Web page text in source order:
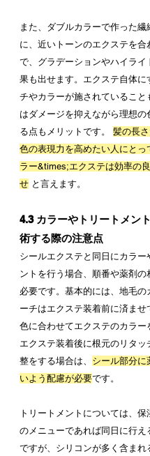
また、ダブルカラーで作った繊
に、近いトーンのエクステを合
で、グラデーションやハイライ
果も出せます。エクステ自体に
チやカラーが施されていること
はダメージを抑えながら理想の
る点もメリットです。 髪の長さ
色の表現力を高めたい人にとっ
ラー&times;エクステは効率の
せ と言えます。
4.3 カラーやトリートメン
術する際の注意点
シールエクステと同日にカラー
ントを行う場合、順番や薬剤の
必要です。基本的には、地毛の
ーチはエクステ装着前に済ませ
色に合わせてエクステのカラー
エクステ装着後に根元のリタッ
整をする場合は、 シール部分に
いよう配慮が必要です。
トリートメントについては、保
のメニューであれば同日に行え
ですが、シリコンが多く含まれ